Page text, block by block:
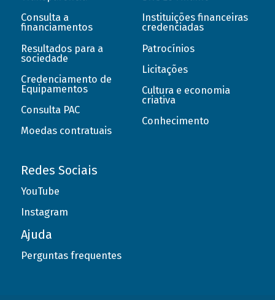
Consulta a
financiamentos
Resultados para a
sociedade
Credenciamento de
Equipamentos
Consulta PAC
Moedas contratuais
Instituições financeiras
credenciadas
Patrocínios
Licitações
Cultura e economia
criativa
Conhecimento
Redes Sociais
YouTube
Instagram
Ajuda
Perguntas frequentes